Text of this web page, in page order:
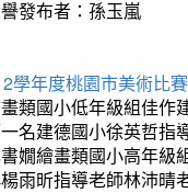
發布者：孫玉嵐
學年度桃園市美術比
類國小低年級組佳作
名建德國小徐英哲指
嫺繪畫類國小高年級
雨昕指導老師林沛晴